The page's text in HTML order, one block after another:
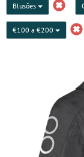
Blusões
€100 a €200